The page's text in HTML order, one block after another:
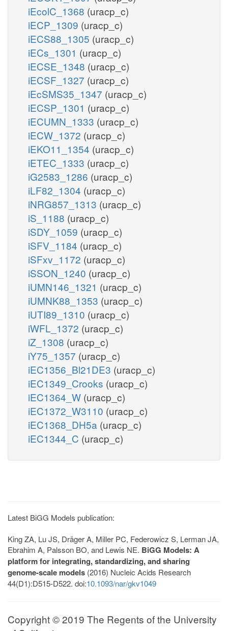
iEcolC_1368 (uracp_c)
iECP_1309 (uracp_c)
iECS88_1305 (uracp_c)
iECs_1301 (uracp_c)
iECSE_1348 (uracp_c)
iECSF_1327 (uracp_c)
iEcSMS35_1347 (uracp_c)
iECSP_1301 (uracp_c)
iECUMN_1333 (uracp_c)
iECW_1372 (uracp_c)
iEKO11_1354 (uracp_c)
iETEC_1333 (uracp_c)
iG2583_1286 (uracp_c)
iLF82_1304 (uracp_c)
iNRG857_1313 (uracp_c)
iS_1188 (uracp_c)
iSDY_1059 (uracp_c)
iSFV_1184 (uracp_c)
iSFxv_1172 (uracp_c)
iSSON_1240 (uracp_c)
iUMN146_1321 (uracp_c)
iUMNK88_1353 (uracp_c)
iUTI89_1310 (uracp_c)
iWFL_1372 (uracp_c)
iZ_1308 (uracp_c)
iY75_1357 (uracp_c)
iEC1356_Bl21DE3 (uracp_c)
iEC1349_Crooks (uracp_c)
iEC1364_W (uracp_c)
iEC1372_W3110 (uracp_c)
iEC1368_DH5a (uracp_c)
iEC1344_C (uracp_c)
Latest BiGG Models publication:
King ZA, Lu JS, Dräger A, Miller PC, Federowicz S, Lerman JA,
Ebrahim A, Palsson BO, and Lewis NE. BiGG Models: A
platform for integrating, standardizing, and sharing
genome-scale models (2016) Nucleic Acids Research
44(D1):D515-D522. doi:10.1093/nar/gkv1049
Copyright © 2019 The Regents of the University